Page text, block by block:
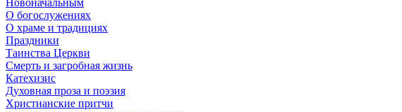
Новоначальным
О богослужениях
О храме и традициях
Праздники
Таинства Церкви
Смерть и загробная жизнь
Катехизис
Духовная проза и поэзия
Христианские притчи